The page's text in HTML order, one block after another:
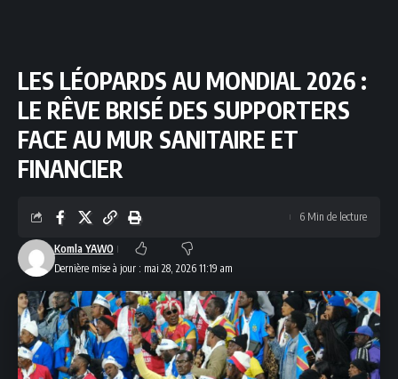
LES LÉOPARDS AU MONDIAL 2026 :
LE RÊVE BRISÉ DES SUPPORTERS
FACE AU MUR SANITAIRE ET
FINANCIER
Dernière mise à jour : mai 28, 2026 11:19 am
Komla YAWO
6 Min de lecture